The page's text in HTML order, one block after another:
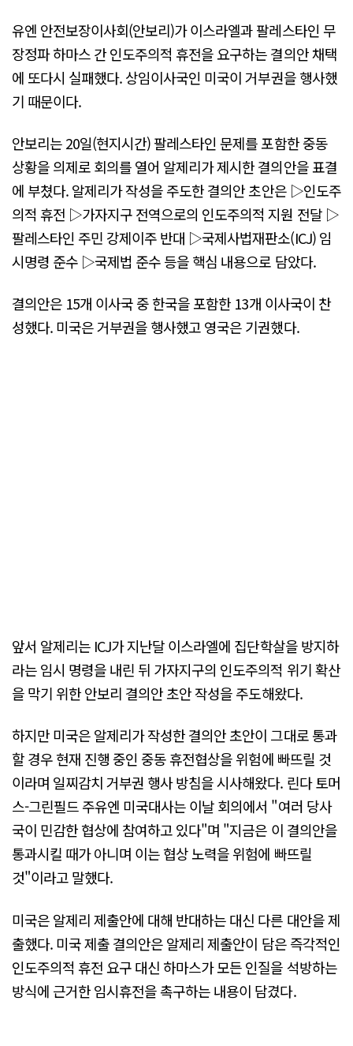
유엔 안전보장이사회(안보리)가 이스라엘과 팔레스타인 무
장정파 하마스 간 인도주의적 휴전을 요구하는 결의안 채택
에 또다시 실패했다. 상임이사국인 미국이 거부권을 행사했
기 때문이다.
안보리는 20일(현지시간) 팔레스타인 문제를 포함한 중동
상황을 의제로 회의를 열어 알제리가 제시한 결의안을 표결
에 부쳤다. 알제리가 작성을 주도한 결의안 초안은 ▷인도주
의적 휴전 ▷가자지구 전역으로의 인도주의적 지원 전달 ▷
팔레스타인 주민 강제이주 반대 ▷국제사법재판소(ICJ) 임
시명령 준수 ▷국제법 준수 등을 핵심 내용으로 담았다.
결의안은 15개 이사국 중 한국을 포함한 13개 이사국이 찬
성했다. 미국은 거부권을 행사했고 영국은 기권했다.
앞서 알제리는 ICJ가 지난달 이스라엘에 집단학살을 방지하
라는 임시 명령을 내린 뒤 가자지구의 인도주의적 위기 확산
을 막기 위한 안보리 결의안 초안 작성을 주도해왔다.
하지만 미국은 알제리가 작성한 결의안 초안이 그대로 통과
할 경우 현재 진행 중인 중동 휴전협상을 위험에 빠뜨릴 것
이라며 일찌감치 거부권 행사 방침을 시사해왔다. 린다 토머
스-그린필드 주유엔 미국대사는 이날 회의에서 "여러 당사
국이 민감한 협상에 참여하고 있다"며 "지금은 이 결의안을
통과시킬 때가 아니며 이는 협상 노력을 위험에 빠뜨릴
것"이라고 말했다.
미국은 알제리 제출안에 대해 반대하는 대신 다른 대안을 제
출했다. 미국 제출 결의안은 알제리 제출안이 담은 즉각적인
인도주의적 휴전 요구 대신 하마스가 모든 인질을 석방하는
방식에 근거한 임시휴전을 촉구하는 내용이 담겼다.